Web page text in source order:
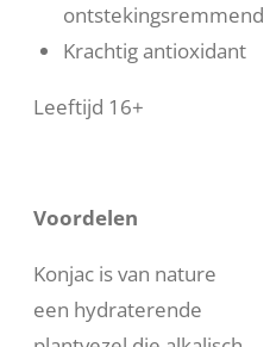
ontstekingsremmend
Krachtig antioxidant
Leeftijd 16+
Voordelen
Konjac is van nature
een hydraterende